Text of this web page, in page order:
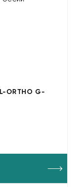
ORTHO G-